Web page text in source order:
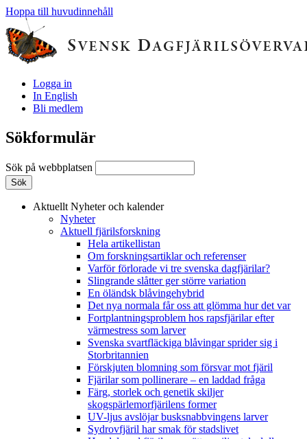
Hoppa till huvudinnehåll
Logga in
In English
Bli medlem
Sökformulär
Sök på webbplatsen
Aktuellt Nyheter och kalender
Nyheter
Aktuell fjärilsforskning
Hela artikellistan
Om forskningsartiklar och referenser
Varför förlorade vi tre svenska dagfjärilar?
Slingrande slåtter ger större variation
En öländsk blåvingehybrid
Det nya normala får oss att glömma hur det var
Fortplantningsproblem hos rapsfjärilar efter
värmestress som larver
Svenska svartfläckiga blåvingar sprider sig i
Storbritannien
Förskjuten blomning som försvar mot fjäril
Fjärilar som pollinerare – en laddad fråga
Färg, storlek och genetik skiljer
skogspärlemorfjärilens former
UV-ljus avslöjar busksnabbvingens larver
Sydrovfjäril har smak för stadslivet